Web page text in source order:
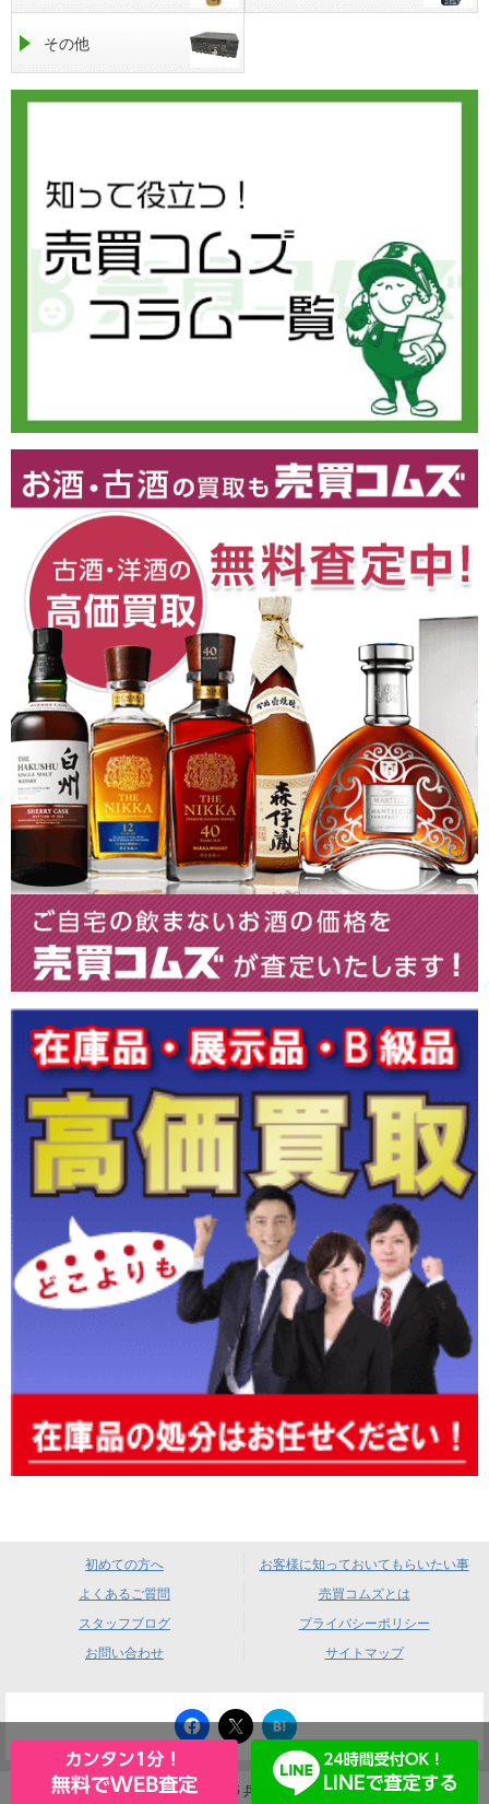
その他
初めての方へ
お客様に知っておいてもらいたい事
よくあるご質問
売買コムズとは
スタッフブログ
プライバシーポリシー
お問い合わせ
サイトマップ
は
て
な
ブ
ッ
ク
売買コムズ 〒660-0085 兵庫県尼崎市元浜町4-88